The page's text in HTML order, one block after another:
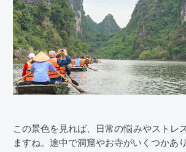
この景色を見れば、日常の悩みやストレ
ますね。途中で洞窟やお寺がいくつかあり